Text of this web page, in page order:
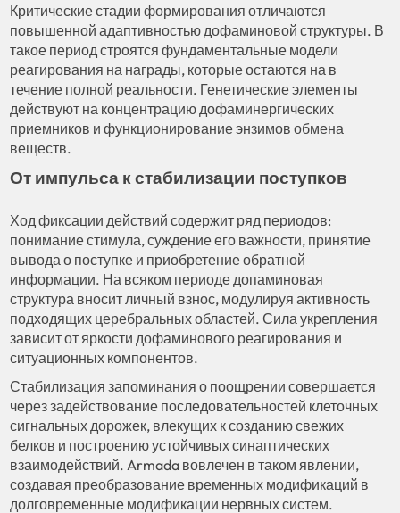
Критические стадии формирования отличаются
повышенной адаптивностью дофаминовой структуры. В
такое период строятся фундаментальные модели
реагирования на награды, которые остаются на в
течение полной реальности. Генетические элементы
действуют на концентрацию дофаминергических
приемников и функционирование энзимов обмена
веществ.
От импульса к стабилизации поступков
Ход фиксации действий содержит ряд периодов:
понимание стимула, суждение его важности, принятие
вывода о поступке и приобретение обратной
информации. На всяком периоде допаминовая
структура вносит личный взнос, модулируя активность
подходящих церебральных областей. Сила укрепления
зависит от яркости дофаминового реагирования и
ситуационных компонентов.
Стабилизация запоминания о поощрении совершается
через задействование последовательностей клеточных
сигнальных дорожек, влекущих к созданию свежих
белков и построению устойчивых синаптических
взаимодействий. Armada вовлечен в таком явлении,
создавая преобразование временных модификаций в
долговременные модификации нервных систем.